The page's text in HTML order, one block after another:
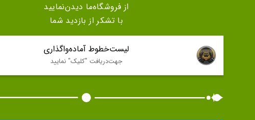
از فروشگاه‌ما دیدن‌نمایید
با تشکر از بازدید شما
لیست‌خطوط آماده‌واگذاری
جهت‌دريافت "كليک" نماييد